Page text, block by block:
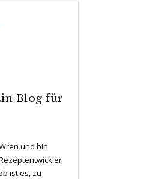
Blog für
und bin
ist es, zu